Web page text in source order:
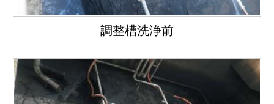
調整槽洗浄前